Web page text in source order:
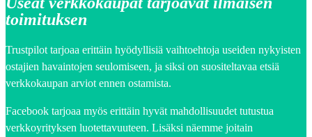
toimituksen
Trustpilot tarjoaa erittäin hyödyllisiä vaihtoehtoja useiden nykyisten
ostajien havaintojen seulomiseen, ja siksi on suositeltavaa etsiä
verkkokaupan arviot ennen ostamista.
Facebook tarjoaa myös erittäin hyvät mahdollisuudet tutustua
verkkoyrityksen luotettavuuteen. Lisäksi näemme joitain